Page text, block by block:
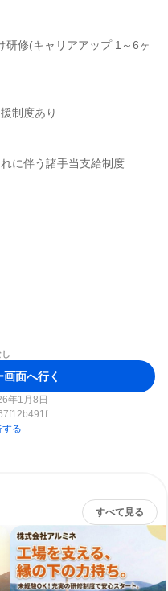
研修(キャリアアップ 1～6ヶ
面へ行く
年1月8日
する
すべて見る